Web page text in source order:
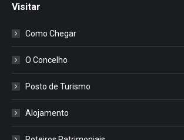
Visitar
Como Chegar
O Concelho
Posto de Turismo
Alojamento